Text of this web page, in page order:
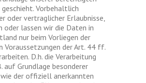
Vorbehaltlich
oder vertraglicher Erlaubnisse,
oder lassen wir die Daten in
nur beim Vorliegen der
Voraussetzungen der Art. 44 ff.
D.h. die Verarbeitung
auf Grundlage besonderer
der offiziell anerkannten